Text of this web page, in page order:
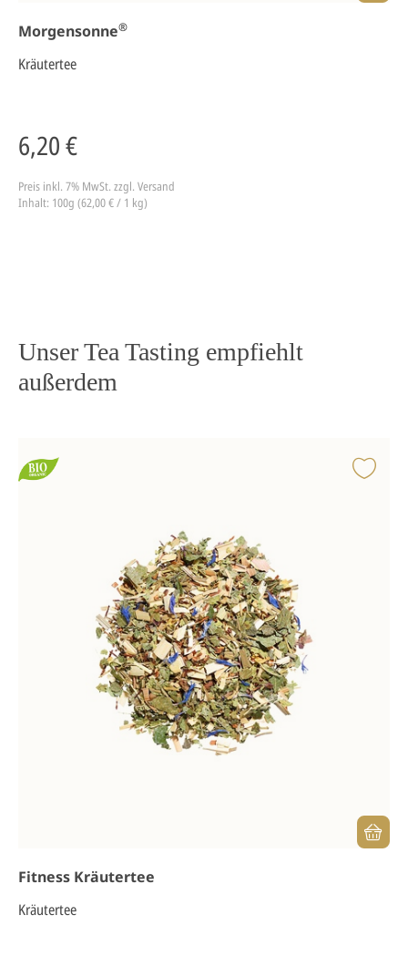
Morgensonne®
Kräutertee
6,20 €
Preis inkl. 7% MwSt. zzgl. Versand
Inhalt: 100g (62,00 € / 1 kg)
Unser Tea Tasting empfiehlt
außerdem
Fitness Kräutertee
Kräutertee